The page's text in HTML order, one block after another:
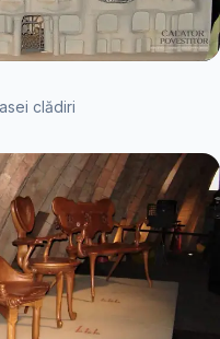
clădiri